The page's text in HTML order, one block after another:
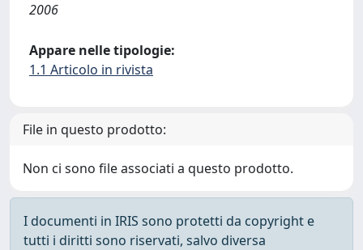
2006
Appare nelle tipologie:
1.1 Articolo in rivista
File in questo prodotto:
Non ci sono file associati a questo prodotto.
I documenti in IRIS sono protetti da copyright e
tutti i diritti sono riservati, salvo diversa